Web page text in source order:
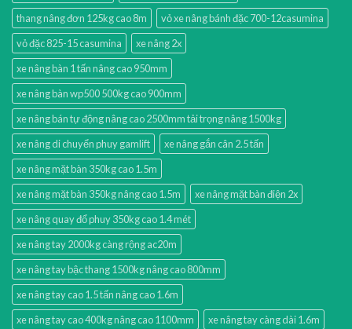
thang nâng đơn 125kg cao 8m
vỏ xe nâng bánh đặc 700-12casumina
vỏ đặc 825-15 casumina
xe nâng 2x
xe nâng bàn 1 tấn nâng cao 950mm
xe nâng bàn wp500 500kg cao 900mm
xe nâng bán tự động nâng cao 2500mm tải trọng nâng 1500kg
xe nâng di chuyển phuy gamlift
xe nâng gắn cân 2.5 tấn
xe nâng mặt bàn 350kg cao 1.5m
xe nâng mặt bàn 350kg nâng cao 1.5m
xe nâng mặt bàn điện 2x
xe nâng quay đổ phuy 350kg cao 1.4 mét
xe nâng tay 2000kg càng rộng ac20m
xe nâng tay bậc thang 1500kg nâng cao 800mm
xe nâng tay cao 1.5 tấn nâng cao 1.6m
xe nâng tay cao 400kg nâng cao 1100mm
xe nâng tay càng dài 1.6m